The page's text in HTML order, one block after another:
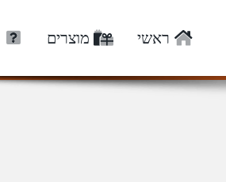
ראשי מוצרים